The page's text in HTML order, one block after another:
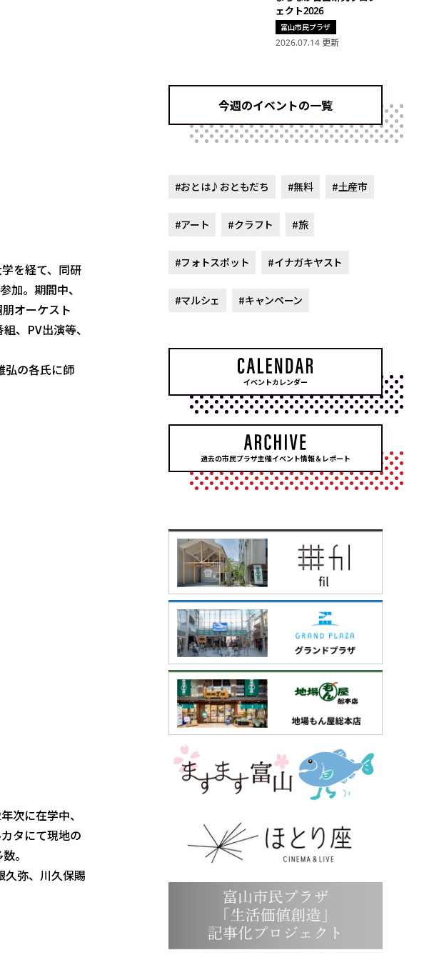
を経て、同研
加。期間中、
オーケスト
、PV出演等、
弘の各氏に師
次に在学中、
タにて現地の
。
久弥、川久保賜
富山市民プラザ
ェクト2026
2026.07.14 更新
今週のイベントの一覧
#おとは♪おともだち #無料 #土産市
#アート #クラフト #旅
#フォトスポット #イナガキヤスト
#マルシェ #キャンペーン
イベントカレンダー
過去の市民プラザ主催イベント情報＆レポート